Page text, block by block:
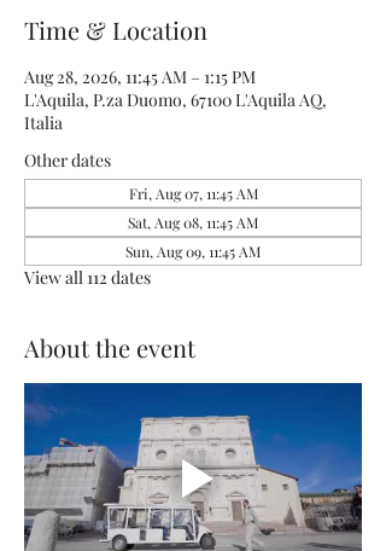
Time & Location
Aug 28, 2026, 11:45 AM – 1:15 PM
L'Aquila, P.za Duomo, 67100 L'Aquila AQ,
Italia
Other dates
Fri, Aug 07, 11:45 AM
Sat, Aug 08, 11:45 AM
Sun, Aug 09, 11:45 AM
View all 112 dates
About the event